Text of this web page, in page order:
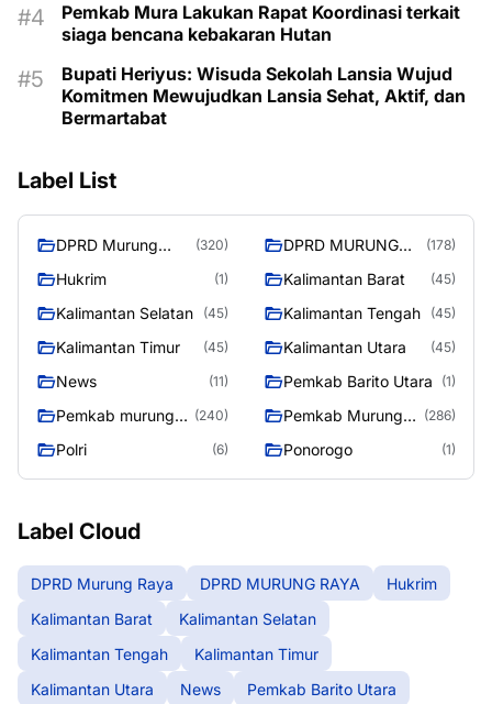
Pemkab Mura Lakukan Rapat Koordinasi terkait
siaga bencana kebakaran Hutan
Bupati Heriyus: Wisuda Sekolah Lansia Wujud
Komitmen Mewujudkan Lansia Sehat, Aktif, dan
Bermartabat
Label List
DPRD Murung
(320)
DPRD MURUNG
(178)
Hukrim (1) Kalimantan Barat (45)
Kalimantan Selatan (45) Kalimantan Tengah (45)
Kalimantan Timur (45) Kalimantan Utara (45)
News (11) Pemkab Barito Utara (1)
Pemkab murung
(240)
Pemkab Murung
(286)
Polri (6) Ponorogo (1)
Label Cloud
DPRD Murung Raya DPRD MURUNG RAYA
Hukrim
Kalimantan Barat
Kalimantan Selatan
Kalimantan Tengah
Kalimantan Timur
Kalimantan Utara
News
Pemkab Barito Utara